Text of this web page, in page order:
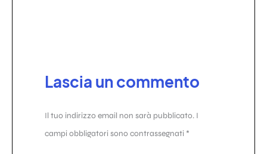
Lascia un commento
Il tuo indirizzo email non sarà pubblicato. I
campi obbligatori sono contrassegnati *